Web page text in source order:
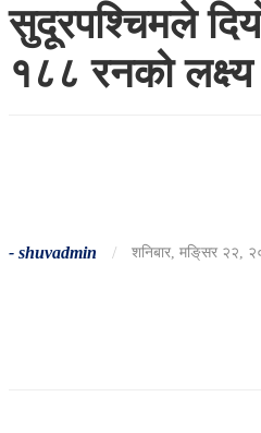
सुदूरपश्चिमले
१८८ रनको लक्ष्य
- shuvadmin / शनिबार, मङि्सर २२,